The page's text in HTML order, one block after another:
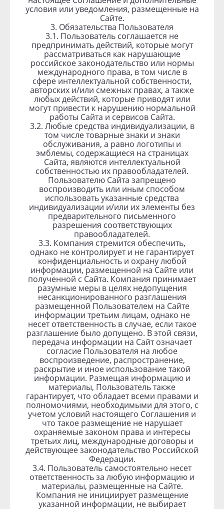
условия или уведомления, размещенные на
Сайте.
3. Обязательства Пользователя
3.1. Пользователь соглашается не
предпринимать действий, которые могут
рассматриваться как нарушающие
российское законодательство или нормы
международного права, в том числе в
сфере интеллектуальной собственности,
авторских и/или смежных правах, а также
любых действий, которые приводят или
могут привести к нарушению нормальной
работы Сайта и сервисов Сайта.
3.2. Любые средства индивидуализации, в
том числе товарные знаки и знаки
обслуживания, а равно логотипы и
эмблемы, содержащиеся на страницах
Сайта, являются интеллектуальной
собственностью их правообладателей.
Пользователю Сайта запрещено
воспроизводить или иным способом
использовать указанные средства
индивидуализации и/или их элементы без
предварительного письменного
разрешения соответствующих
правообладателей.
3.3. Компания стремится обеспечить,
однако не контролирует и не гарантирует
конфиденциальность и охрану любой
информации, размещенной на Сайте или
полученной с Сайта. Компания принимает
разумные меры в целях недопущения
несанкционированного разглашения
размещенной Пользователем на Сайте
информации третьим лицам, однако не
несет ответственность в случае, если такое
разглашение было допущено. В этой связи,
передача информации на Сайт означает
согласие Пользователя на любое
воспроизведение, распространение,
раскрытие и иное использование такой
информации. Размещая информацию и
материалы, Пользователь также
гарантирует, что обладает всеми правами и
полномочиями, необходимыми для этого, с
учетом условий настоящего Соглашения и
что такое размещение не нарушает
охраняемые законом права и интересы
третьих лиц, международные договоры и
действующее законодательство Российской
Федерации.
3.4. Пользователь самостоятельно несет
ответственность за любую информацию и
материалы, размещенные на Сайте.
Компания не инициирует размещение
указанной информации, не выбирает